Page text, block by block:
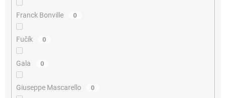
Franck Bonville 0
Fučík 0
Gala 0
Giuseppe Mascarello 0